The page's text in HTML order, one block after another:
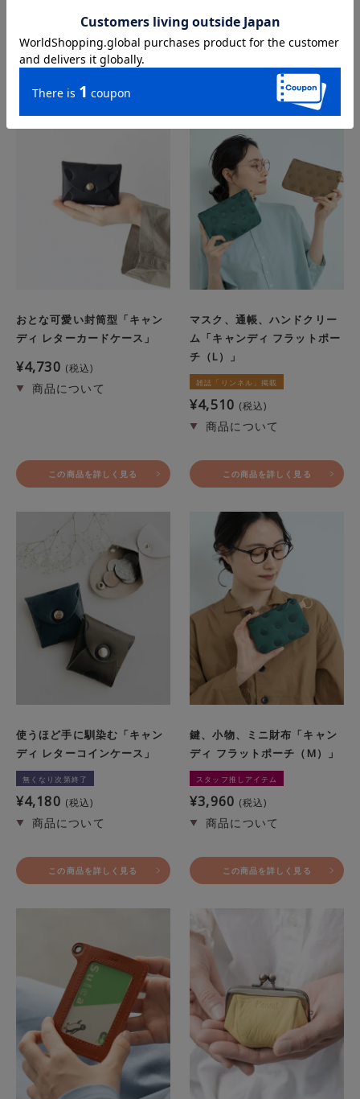
この商品を詳しく見る
おとな可愛い封筒型「キャン
ディ レターカードケース」
¥4,730 税込
この商品を詳しく見る
マスク、通帳、ハンドクリー
ム「キャンディ フラットポー
チ（L）」
雑誌「リンネル」掲載
¥4,510 税込
この商品を詳しく見る
使うほど手に馴染む「キャン
ディ レターコインケース」
無くなり次第終了
¥4,180 税込
この商品を詳しく見る
鍵、小物、ミニ財布「キャン
ディ フラットポーチ（M）」
スタッフ推しアイテム
¥3,960 税込
この商品を詳しく見る